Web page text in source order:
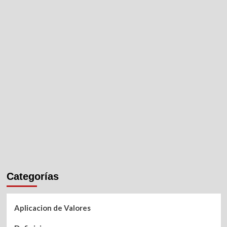
Categorías
Aplicacion de Valores